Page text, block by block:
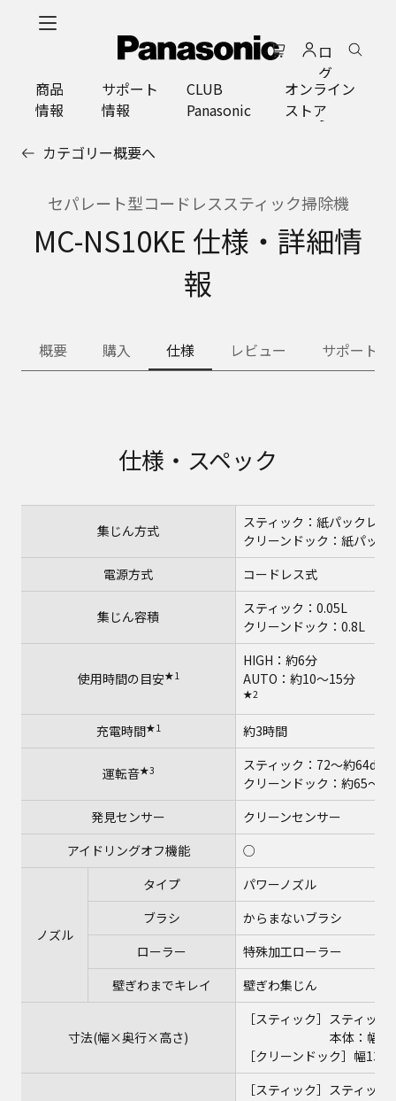
ロ
グ
イ
ン
商品
情報
サポート
情報
CLUB
Panasonic
オンライン
ストア
カテゴリー概要へ
セパレート型コードレススティック掃除機
MC-NS10KE 仕様・詳細情
報
概要 購入 仕様 レビュー サポート
仕様・スペック
集じん方式
スティック：紙パックレス
クリーンドック：紙パック
電源方式
コードレス式
集じん容積
スティック：0.05L
クリーンドック：0.8L
使用時間の目安★1
HIGH：約6分
AUTO：約10～15分
★2
充電時間★1 約3時間
運転音★3
スティック：72～約64dB
クリーンドック：約65～
発見センサー
クリーンセンサー
アイドリングオフ機能
○
ノズル
タイプ
パワーノズル
ブラシ
からまないブラシ
ローラー
特殊加工ローラー
壁ぎわまでキレイ
壁ぎわ集じん
寸法(幅×奥行×高さ)
［スティック］スティ
本体：幅54×奥
［クリーンドック］幅
［スティック］スティッ